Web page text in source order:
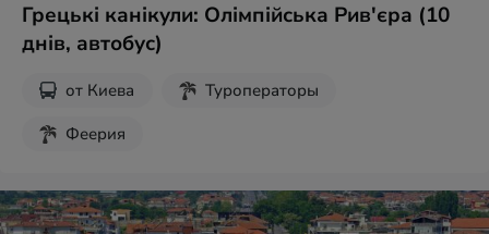
Грецькі канікули: Олімпійська Рив'єра (10
днів, автобус)
от Киева
Туроператоры
Феерия